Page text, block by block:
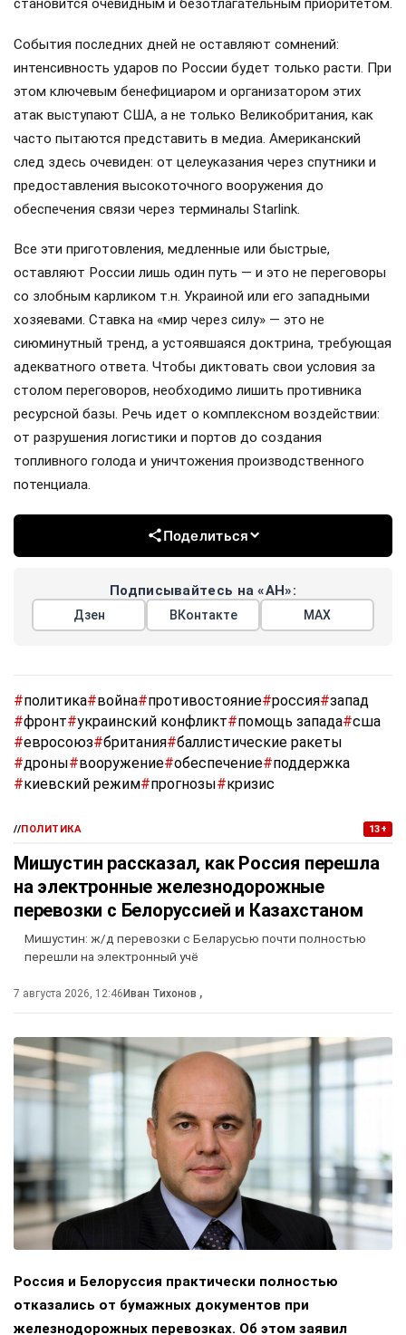
становится очевидным и безотлагательным приоритетом.
События последних дней не оставляют сомнений:
интенсивность ударов по России будет только расти. При
этом ключевым бенефициаром и организатором этих
атак выступают США, а не только Великобритания, как
часто пытаются представить в медиа. Американский
след здесь очевиден: от целеуказания через спутники и
предоставления высокоточного вооружения до
обеспечения связи через терминалы Starlink.
Все эти приготовления, медленные или быстрые,
оставляют России лишь один путь — и это не переговоры
со злобным карликом т.н. Украиной или его западными
хозяевами. Ставка на «мир через силу» — это не
сиюминутный тренд, а устоявшаяся доктрина, требующая
адекватного ответа. Чтобы диктовать свои условия за
столом переговоров, необходимо лишить противника
ресурсной базы. Речь идет о комплексном воздействии:
от разрушения логистики и портов до создания
топливного голода и уничтожения производственного
потенциала.
Поделиться
Подписывайтесь на «АН»:
Дзен ВКонтакте МАХ
#политика#война#противостояние#россия#запад
#фронт#украинский конфликт#помощь запада#сша
#евросоюз#британия#баллистические ракеты
#дроны#вооружение#обеспечение#поддержка
#киевский режим#прогнозы#кризис
//ПОЛИТИКА 13+
Мишустин рассказал, как Россия перешла
на электронные железнодорожные
перевозки с Белоруссией и Казахстаном
Мишустин: ж/д перевозки с Беларусью почти полностью
перешли на электронный учё
7 августа 2026, 12:46Иван Тихонов ,
Россия и Белоруссия практически полностью
отказались от бумажных документов при
железнодорожных перевозках. Об этом заявил